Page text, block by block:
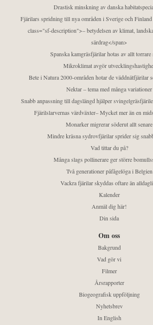
Drastisk minskning av danska
Fjärilars spridning till nya områden i Sverige och Finland
class="sf-description">– betydelsen av klimat,
särdrag</span>
Spanska kamgräsfjärilar hotas av allt torrare
Mikroklimat avgör
Bete i Natura 2000-områden hotar de väddnätfjärilar
Nektar – tema med många variationer
Snabb anpassning till dagslängd hjälper
Fjärilslarvernas värdväxter– Mycket mer än en
Monarker migrerar söderut allt senare
Mindre kräsna sydrovfjärilar sprider sig
Vad tittar du på?
Många slags pollinerare ger större
Två generationer påfågelöga i Belgien
Vackra fjärilar skyddas oftare än
Kalender
Anmäl dig här!
Din sida
Om oss
Bakgrund
Vad gör vi
Filmer
Årsrapporter
Biogeografisk uppföljning
Nyhetsbrev
In English